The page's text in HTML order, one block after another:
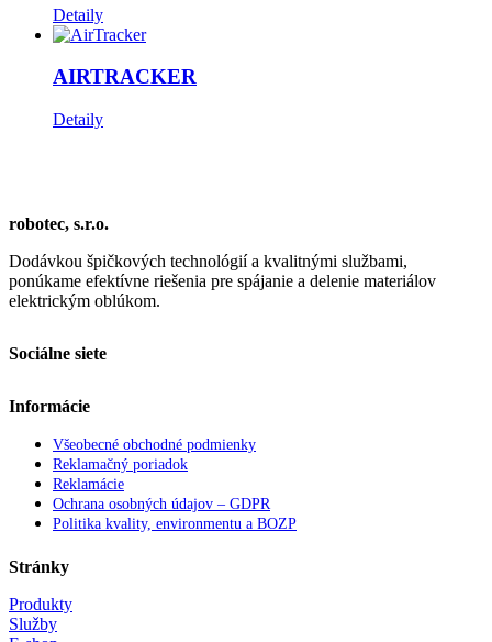
Detaily
AIRTRACKER
Detaily
robotec, s.r.o.
Dodávkou špičkových technológií a kvalitnými službami,
ponúkame efektívne riešenia pre spájanie a delenie materiálov
elektrickým oblúkom.
Sociálne siete
Informácie
Všeobecné obchodné podmienky
Reklamačný poriadok
Reklamácie
Ochrana osobných údajov – GDPR
Politika kvality, environmentu a BOZP
Stránky
Produkty
Služby